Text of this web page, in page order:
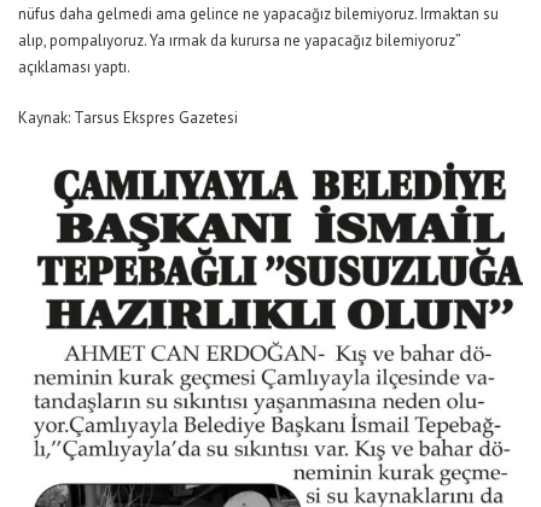
nüfus daha gelmedi ama gelince ne yapacağız bilemiyoruz. Irmaktan su
alıp, pompalıyoruz. Ya ırmak da kurursa ne yapacağız bilemiyoruz”
açıklaması yaptı.
Kaynak: Tarsus Ekspres Gazetesi